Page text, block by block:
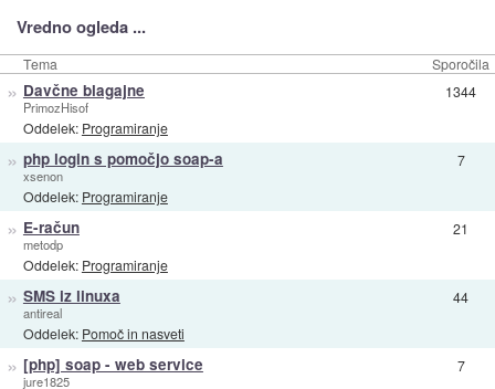
Vredno ogleda ...
Tema Sporočila
» Davčne blagajne
PrimozHisof
Oddelek: Programiranje
1344
» php login s pomočjo soap-a
xsenon
Oddelek: Programiranje
7
» E-račun
metodp
Oddelek: Programiranje
21
» SMS iz linuxa
antireal
Oddelek: Pomoč in nasveti
44
» [php] soap - web service
jure1825
7